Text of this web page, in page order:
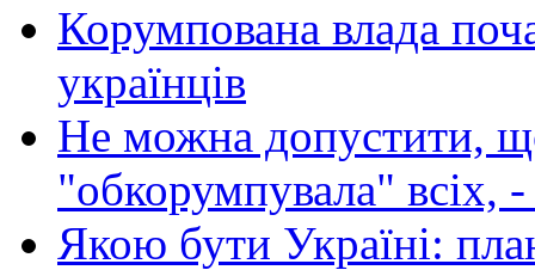
Корумпована влада
українців
Не можна допустити,
"обкорумпувала" всіх,
Якою бути Україні: